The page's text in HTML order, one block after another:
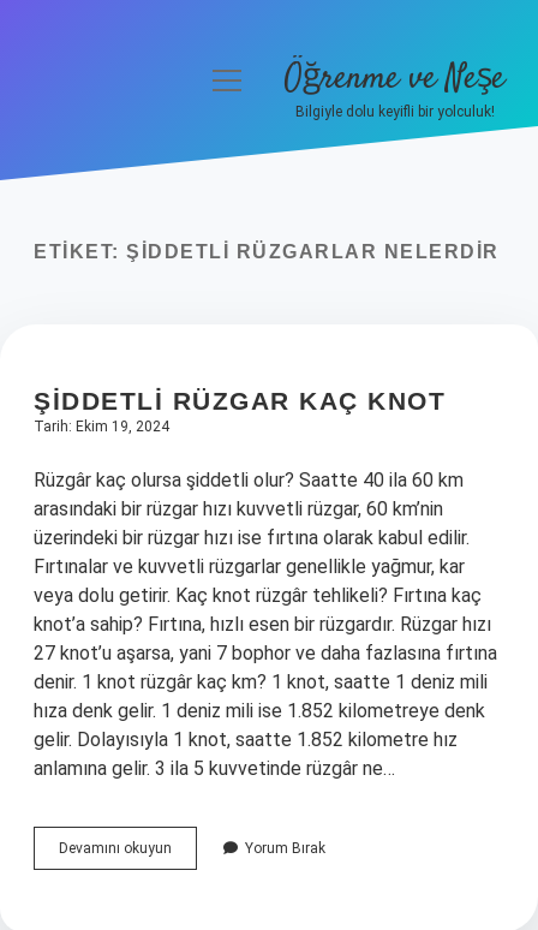
Yasal Uyarı
menüyüÖğrenme ve Neşe
Bilgiyle dolu keyifli bir yolculuk!
ETIKET: ŞIDDETLI RÜZGARLAR NELERDIR
ŞIDDETLI RÜZGAR KAÇ KNOT
Tarih: Ekim 19, 2024
Rüzgâr kaç olursa şiddetli olur? Saatte 40 ila 60 km
arasındaki bir rüzgar hızı kuvvetli rüzgar, 60 km’nin
üzerindeki bir rüzgar hızı ise fırtına olarak kabul edilir.
Fırtınalar ve kuvvetli rüzgarlar genellikle yağmur, kar
veya dolu getirir. Kaç knot rüzgâr tehlikeli? Fırtına kaç
knot’a sahip? Fırtına, hızlı esen bir rüzgardır. Rüzgar hızı
27 knot’u aşarsa, yani 7 bophor ve daha fazlasına fırtına
denir. 1 knot rüzgâr kaç km? 1 knot, saatte 1 deniz mili
hıza denk gelir. 1 deniz mili ise 1.852 kilometreye denk
gelir. Dolayısıyla 1 knot, saatte 1.852 kilometre hız
anlamına gelir. 3 ila 5 kuvvetinde rüzgâr ne…
Devamını okuyun
Rüzgar
Yorum Bırak